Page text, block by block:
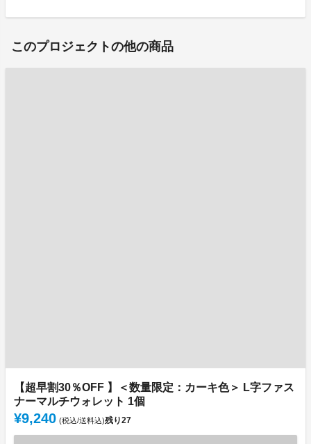
このプロジェクトの他の商品
【超早割30％OFF 】＜数量限定：カーキ色＞ L字ファス
ナーマルチウォレット 1個
¥9,240 (税込/送料込)残り27